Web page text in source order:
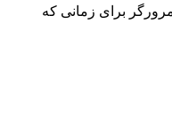
برای زمانی که